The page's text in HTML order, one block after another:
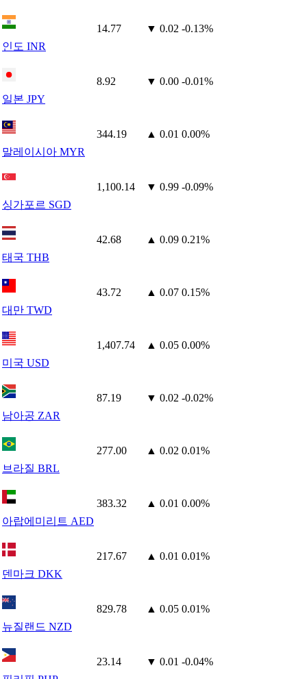
인도 INR
14.77 ▼ 0.02 -0.13%
일본 JPY
8.92 ▼ 0.00 -0.01%
말레이시아 MYR
344.19 ▲ 0.01 0.00%
싱가포르 SGD
1,100.14 ▼ 0.99 -0.09%
태국 THB
42.68 ▲ 0.09 0.21%
대만 TWD
43.72 ▲ 0.07 0.15%
미국 USD
1,407.74 ▲ 0.05 0.00%
남아공 ZAR
87.19 ▼ 0.02 -0.02%
브라질 BRL
277.00 ▲ 0.02 0.01%
아랍에미리트 AED
383.32 ▲ 0.01 0.00%
덴마크 DKK
217.67 ▲ 0.01 0.01%
뉴질랜드 NZD
829.78 ▲ 0.05 0.01%
23.14 ▼ 0.01 -0.04%